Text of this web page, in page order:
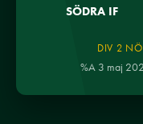
SÖDRA IF
DIV 2
%A 3 maj